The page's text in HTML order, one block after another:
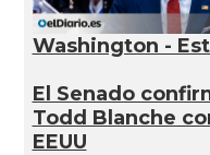
Washington -
El Senado
Todd Blanche
EEUU